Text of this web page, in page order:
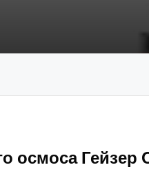
осмоса Гейзер